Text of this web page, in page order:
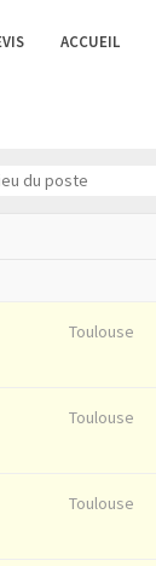
ACCUEIL
Toulouse
Toulouse
Toulouse